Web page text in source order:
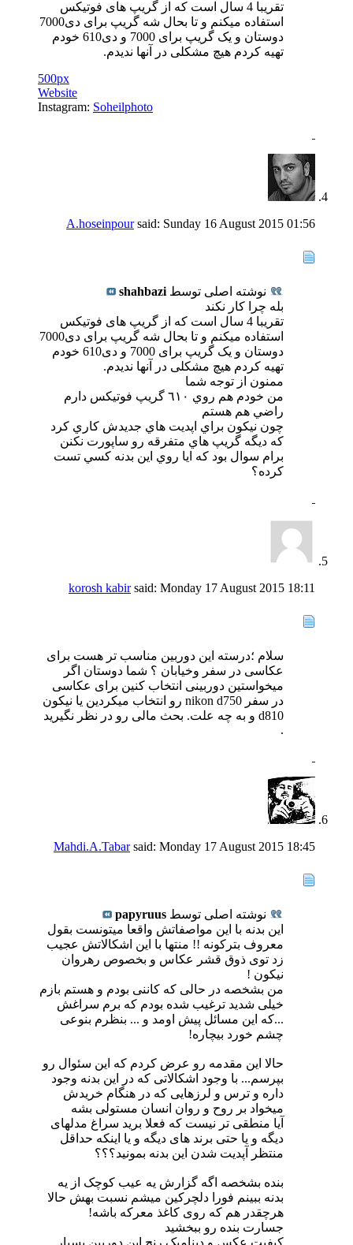
تقریبا 4 سال است که از گریپ های فوتیکس
استفاده میکنم و تا بحال شه گریپ برای دی7000
دوستان و یک گریپ برای 7000 و دی610 خودم
تهیه کردم هیچ مشکلی در آنها ندیدم.
500px
Website
Instagram: Soheilphoto
A.hoseinpoursaid: Sunday 16 August 2015 01:56
نوشته اصلی توسط shahbazi
بله چرا کار نکند
تقریبا 4 سال است که از گریپ های فوتیکس
استفاده میکنم و تا بحال شه گریپ برای دی7000
دوستان و یک گریپ برای 7000 و دی610 خودم
تهیه کردم هیچ مشکلی در آنها ندیدم.
ممنون از توجه شما
من خودم هم روي ٦١٠ گريپ فوتيكس دارم
راضي هم هستم
چون نيكون براي اپديت هاي جديدش كاري كرد
كه ديگه گريپ هاي متفرقه رو ساپورت نكنن
برام سوال بود كه ايا روي اين بدنه كسي تست
كرده؟
korosh kabirsaid: Monday 17 August 2015 18:11
سلام ؛درسته این دوربین مناسب تر هست برای
عکاسی در سفر وخیابان ؟ شما دوستان اگر
میخواستین دوربینی انتخاب کنین برای عکاسی
در سفر nikon d750 رو انتخاب میکردین یا نیکون
d810 و به چه علت. بحث مالی رو در نظر نگیرید
.
Mahdi.A.Tabarsaid: Monday 17 August 2015 18:45
نوشته اصلی توسط papyruus
این بدنه با این مواصفاتش واقعا میتونست بقول
معروف بترکونه !! منتها با این اشکالاتش عجیب
زد توی ذوق قشر عکاس و بخصوص رهروان
نیکون !
من بشخصه در حالی که کاننی بودم و هستم بازم
خیلی شدید ترغیب شده بودم که برم سراغش
...که این مسائل پیش اومد و ... بنظرم بنوعی
چشم خورد بیچاره!
حالا این مقدمه رو عرض کردم که این سئوال رو
بپرسم... با وجود اشکالاتی که در این بدنه وجود
داره و ترس و لرزهایی که در هنگام خریدش
میخواد بر روح و روان انسان مستولی بشه
آیا منطقی تر نیست که فعلا برید سراغ مدلهای
دیگه و یا حتی برند های دیگه و یا اینکه حداقل
منتظر آپدیت شدن این بدنه بمونید؟؟؟
بنده بشخصه اگه گزارش یه عیب کوچک از یه
بدنه ببینم فورا دلچرکین میشم نسبت بهش حالا
هرچقدر هم که روی کاغذ معرکه باشه!
جسارت بنده رو ببخشید
کیفیت عکس و دینامیک رنج این دوربین بسیار